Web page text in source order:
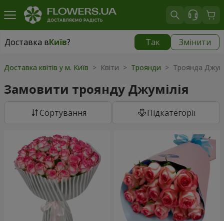
Доставка вКиїв? Так Змінити
Доставка вКиїв
Доставка квітів у м. Київ > Квіти > Троянди > Троянда
Замовити троянду Джумілія
Сортування Підкатегорії